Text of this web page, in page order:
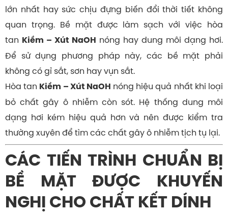
lớn nhất hay sức chịu đựng biến đổi thời tiết không
quan trọng. Bề mặt được làm sạch với việc hòa
tan Kiềm – Xút NaOH nóng hay dung môi dạng hơi.
Để sử dụng phương pháp này, các bề mặt phải
không có gỉ sắt, sơn hay vụn sắt.
Hòa tan Kiềm – Xút NaOH nóng hiệu quả nhất khi loại
bỏ chất gây ô nhiễm còn sót. Hệ thống dung môi
dạng hơi kém hiệu quả hơn và nên được kiểm tra
thường xuyên để tìm các chất gây ô nhiễm tịch tụ lại.
CÁC TIẾN TRÌNH CHUẨN BỊ
BỀ MẶT ĐƯỢC KHUYẾN
NGHỊ CHO CHẤT KẾT DÍNH